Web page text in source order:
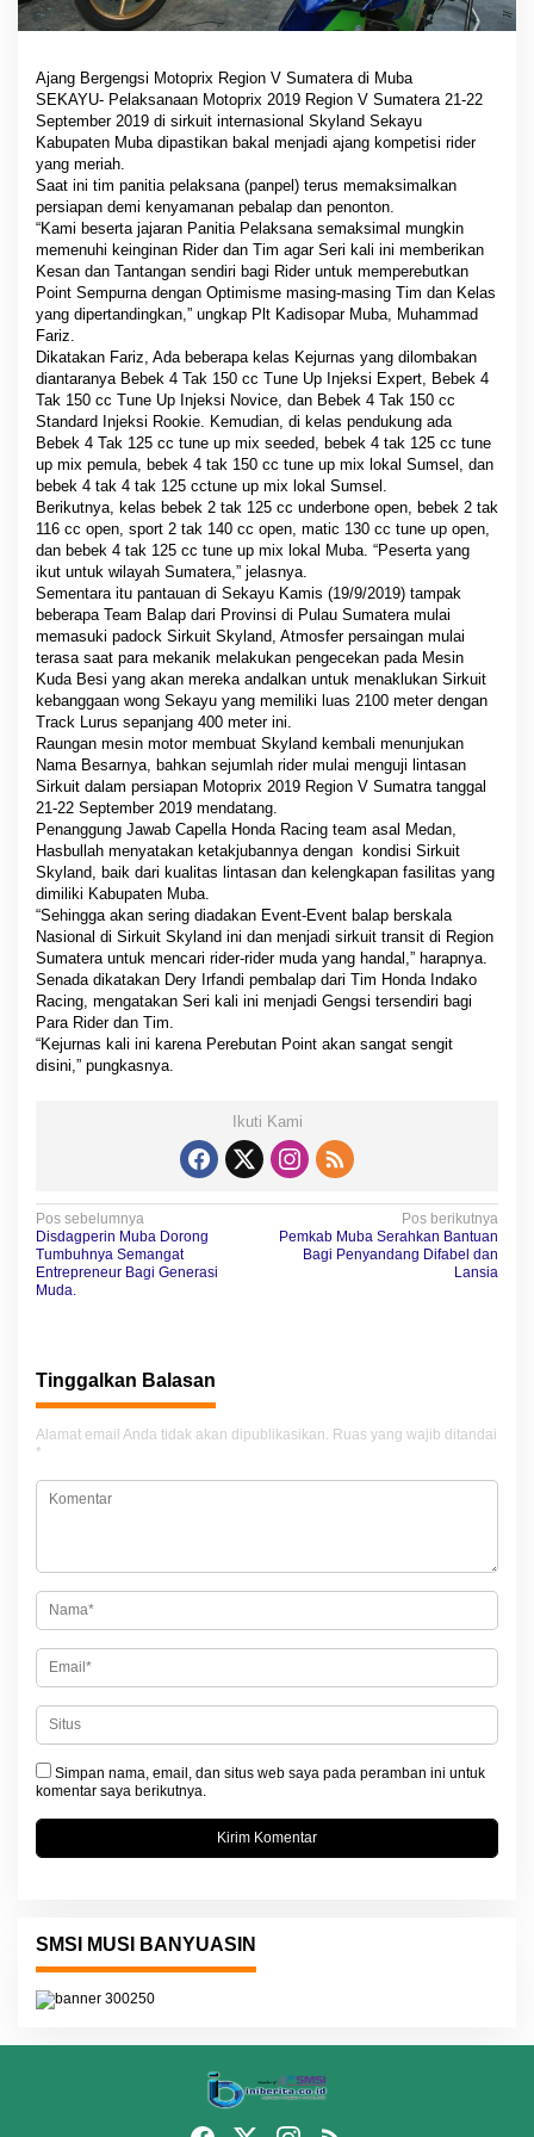
Ajang Bergengsi Motoprix Region V Sumatera di Muba
SEKAYU- Pelaksanaan Motoprix 2019 Region V Sumatera 21-22
September 2019 di sirkuit internasional Skyland Sekayu
Kabupaten Muba dipastikan bakal menjadi ajang kompetisi rider
yang meriah.
Saat ini tim panitia pelaksana (panpel) terus memaksimalkan
persiapan demi kenyamanan pebalap dan penonton.
“Kami beserta jajaran Panitia Pelaksana semaksimal mungkin
memenuhi keinginan Rider dan Tim agar Seri kali ini memberikan
Kesan dan Tantangan sendiri bagi Rider untuk memperebutkan
Point Sempurna dengan Optimisme masing-masing Tim dan Kelas
yang dipertandingkan,” ungkap Plt Kadisopar Muba, Muhammad
Fariz.
Dikatakan Fariz, Ada beberapa kelas Kejurnas yang dilombakan
diantaranya Bebek 4 Tak 150 cc Tune Up Injeksi Expert, Bebek 4
Tak 150 cc Tune Up Injeksi Novice, dan Bebek 4 Tak 150 cc
Standard Injeksi Rookie. Kemudian, di kelas pendukung ada
Bebek 4 Tak 125 cc tune up mix seeded, bebek 4 tak 125 cc tune
up mix pemula, bebek 4 tak 150 cc tune up mix lokal Sumsel, dan
bebek 4 tak 4 tak 125 cctune up mix lokal Sumsel.
Berikutnya, kelas bebek 2 tak 125 cc underbone open, bebek 2 tak
116 cc open, sport 2 tak 140 cc open, matic 130 cc tune up open,
dan bebek 4 tak 125 cc tune up mix lokal Muba. “Peserta yang
ikut untuk wilayah Sumatera,” jelasnya.
Sementara itu pantauan di Sekayu Kamis (19/9/2019) tampak
beberapa Team Balap dari Provinsi di Pulau Sumatera mulai
memasuki padock Sirkuit Skyland, Atmosfer persaingan mulai
terasa saat para mekanik melakukan pengecekan pada Mesin
Kuda Besi yang akan mereka andalkan untuk menaklukan Sirkuit
kebanggaan wong Sekayu yang memiliki luas 2100 meter dengan
Track Lurus sepanjang 400 meter ini.
Raungan mesin motor membuat Skyland kembali menunjukan
Nama Besarnya, bahkan sejumlah rider mulai menguji lintasan
Sirkuit dalam persiapan Motoprix 2019 Region V Sumatra tanggal
21-22 September 2019 mendatang.
Penanggung Jawab Capella Honda Racing team asal Medan,
Hasbullah menyatakan ketakjubannya dengan kondisi Sirkuit
Skyland, baik dari kualitas lintasan dan kelengkapan fasilitas yang
dimiliki Kabupaten Muba.
“Sehingga akan sering diadakan Event-Event balap berskala
Nasional di Sirkuit Skyland ini dan menjadi sirkuit transit di Region
Sumatera untuk mencari rider-rider muda yang handal,” harapnya.
Senada dikatakan Dery Irfandi pembalap dari Tim Honda Indako
Racing, mengatakan Seri kali ini menjadi Gengsi tersendiri bagi
Para Rider dan Tim.
“Kejurnas kali ini karena Perebutan Point akan sangat sengit
disini,” pungkasnya.
Ikuti Kami
N
a
v
a
s
i
p
s
Pos sebelumnya
Disdagperin Muba Dorong
Tumbuhnya Semangat
Entrepreneur Bagi Generasi
Muda.
Pos berikutnya
Pemkab Muba Serahkan Bantuan
Bagi Penyandang Difabel dan
Lansia
Tinggalkan Balasan
Alamat email Anda tidak akan dipublikasikan. Ruas yang wajib ditandai
*
Simpan nama, email, dan situs web saya pada peramban ini untuk
komentar saya berikutnya.
SMSI MUSI BANYUASIN